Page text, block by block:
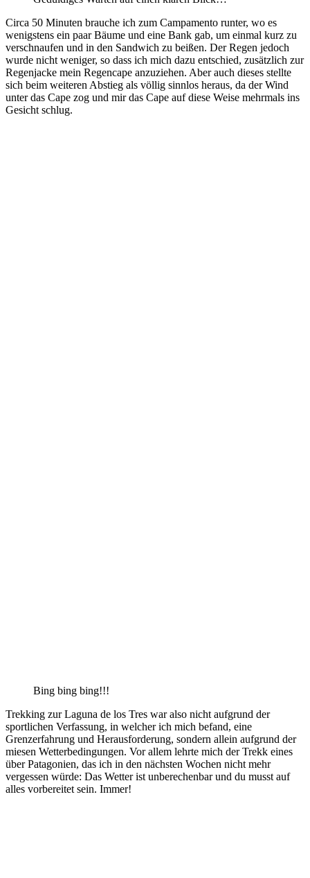
Circa 50 Minuten brauche ich zum Campamento runter, wo es
wenigstens ein paar Bäume und eine Bank gab, um einmal kurz zu
verschnaufen und in den Sandwich zu beißen. Der Regen jedoch
wurde nicht weniger, so dass ich mich dazu entschied, zusätzlich zur
Regenjacke mein Regencape anzuziehen. Aber auch dieses stellte
sich beim weiteren Abstieg als völlig sinnlos heraus, da der Wind
unter das Cape zog und mir das Cape auf diese Weise mehrmals ins
Gesicht schlug.
Bing bing bing!!!
Trekking zur Laguna de los Tres war also nicht aufgrund der
sportlichen Verfassung, in welcher ich mich befand, eine
Grenzerfahrung und Herausforderung, sondern allein aufgrund der
miesen Wetterbedingungen. Vor allem lehrte mich der Trekk eines
über Patagonien, das ich in den nächsten Wochen nicht mehr
vergessen würde: Das Wetter ist unberechenbar und du musst auf
alles vorbereitet sein. Immer!